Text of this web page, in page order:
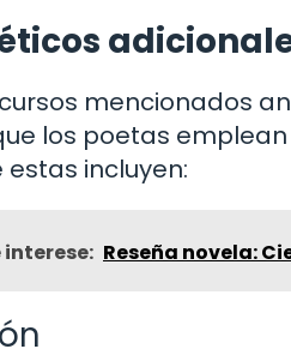
mencionados
los poetas
incluyen:
Reseña novela: